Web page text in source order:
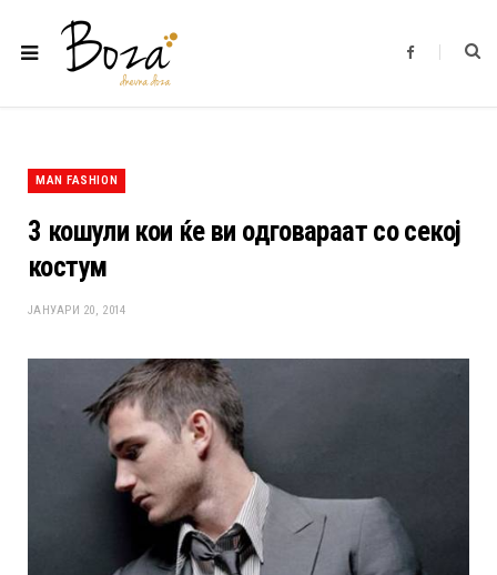
F
b
MAN FASHION
3 кошули кои ќе ви одговараат со секој
костум
ЈАНУАРИ 20, 2014